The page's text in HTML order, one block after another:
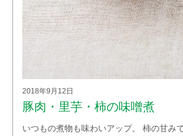
2018年9月12日
豚肉・里芋・柿の味噌煮
いつもの煮物も味わいアップ。 柿の甘み